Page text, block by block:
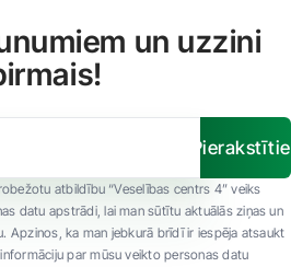
un uzzini
atbildību “Veselības centrs 4” veiks
datu apstrādi, lai man sūtītu aktuālās ziņas un
Apzinos, ka man jebkurā brīdī ir iespēja atsaukt
par mūsu veikto personas datu